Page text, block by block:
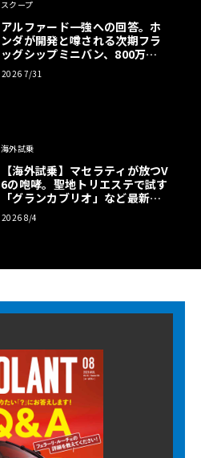
スクープ
アルファード一強への回答。ホ
ンダが開発と噂される次期フラ
ッグシップミニバン、800万円
超の勝算【予想CG】
2026 7/31
海外試乗
【海外試乗】マセラティが放つV
6の咆哮。聖地トリエステで試す
「グランカブリオ」など最新ト
ロフェオ3台の官能評価《LE VO
LANT LAB》
2026 8/4